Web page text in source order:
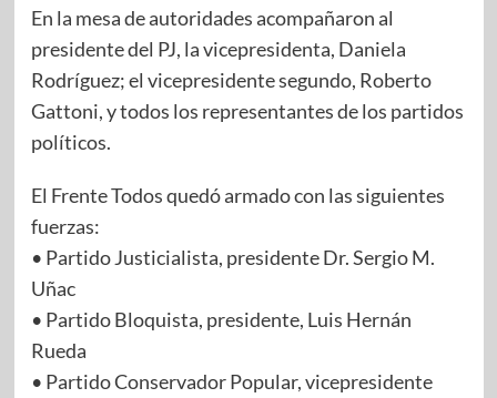
En la mesa de autoridades acompañaron al
presidente del PJ, la vicepresidenta, Daniela
Rodríguez; el vicepresidente segundo, Roberto
Gattoni, y todos los representantes de los partidos
políticos.
El Frente Todos quedó armado con las siguientes
fuerzas:
• Partido Justicialista, presidente Dr. Sergio M.
Uñac
• Partido Bloquista, presidente, Luis Hernán
Rueda
• Partido Conservador Popular, vicepresidente